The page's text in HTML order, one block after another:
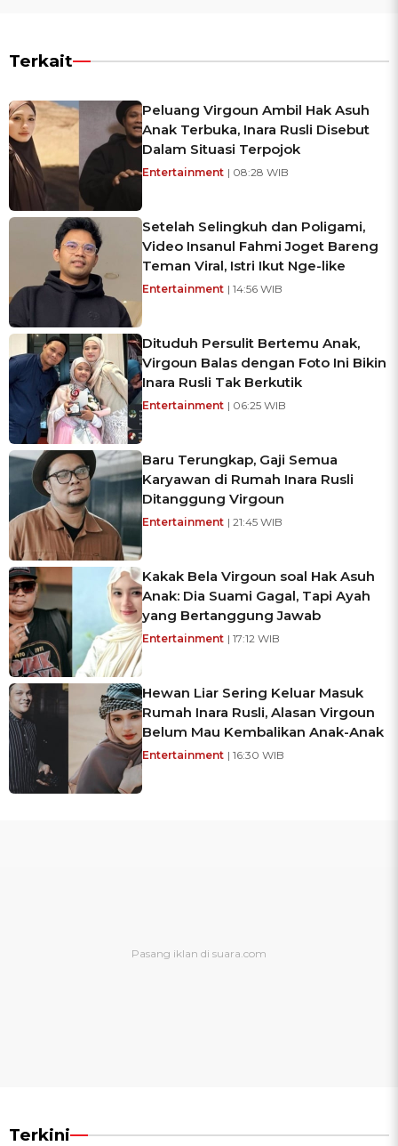
Terkait
Peluang Virgoun Ambil Hak Asuh
Anak Terbuka, Inara Rusli Disebut
Dalam Situasi Terpojok
Entertainment | 08:28 WIB
Setelah Selingkuh dan Poligami,
Video Insanul Fahmi Joget Bareng
Teman Viral, Istri Ikut Nge-like
Entertainment | 14:56 WIB
Dituduh Persulit Bertemu Anak,
Virgoun Balas dengan Foto Ini Bikin
Inara Rusli Tak Berkutik
Entertainment | 06:25 WIB
Baru Terungkap, Gaji Semua
Karyawan di Rumah Inara Rusli
Ditanggung Virgoun
Entertainment | 21:45 WIB
Kakak Bela Virgoun soal Hak Asuh
Anak: Dia Suami Gagal, Tapi Ayah
yang Bertanggung Jawab
Entertainment | 17:12 WIB
Hewan Liar Sering Keluar Masuk
Rumah Inara Rusli, Alasan Virgoun
Belum Mau Kembalikan Anak-Anak
Entertainment | 16:30 WIB
Terkini